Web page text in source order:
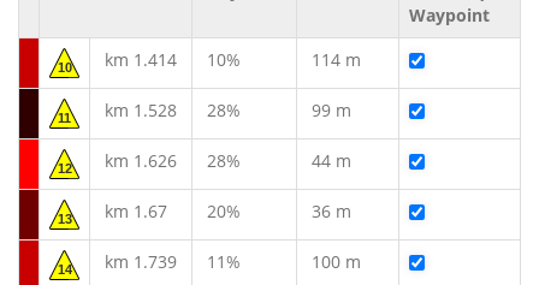
Waypoint
10 km 1.414 10% 114 m
11 km 1.528 28% 99 m
12 km 1.626 28% 44 m
13 km 1.67 20% 36 m
14 km 1.739 11% 100 m